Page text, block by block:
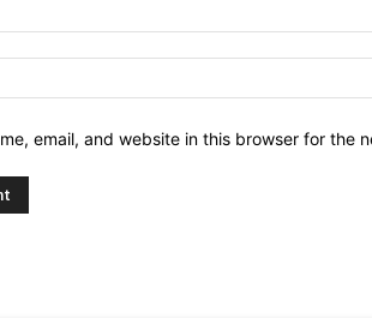
email, and website in this browser for the